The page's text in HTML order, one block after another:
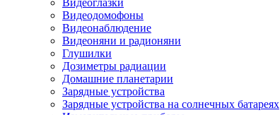
Видеоглазки
Видеодомофоны
Видеонаблюдение
Видеоняни и радионяни
Глушилки
Дозиметры радиации
Домашние планетарии
Зарядные устройства
Зарядные устройства на солнечных батареях